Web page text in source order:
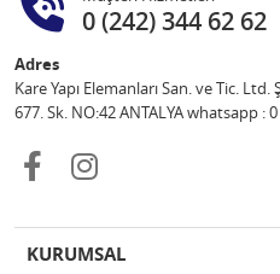
0 (242) 344 62 62
Adres
Kare Yapı Elemanları San. ve Tic.
677. Sk. NO:42 ANTALYA whatsapp :
KURUMSAL